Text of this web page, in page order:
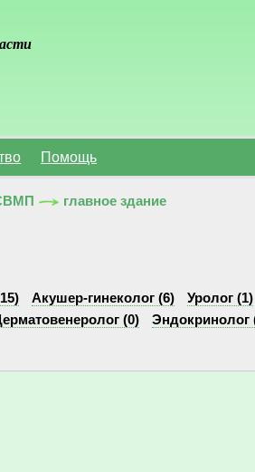
Помощь
главное здание
Акушер-гинеколог (6) Уролог (1)
(0) Эндокринолог